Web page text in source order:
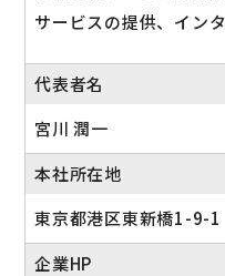
サービスの提供、イン
代表者名
宮川 潤一
本社所在地
東京都港区東新橋1-9-
企業HP